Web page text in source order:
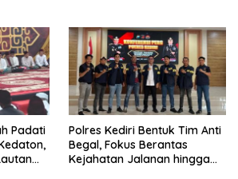
Padati
Polres Kediri Bentuk Tim Anti
Begal, Fokus Berantas
Kejahatan Jalanan hingga